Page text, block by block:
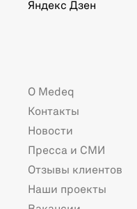
Яндекс Дзен
О Medeq
Контакты
Новости
Пресса и СМИ
Отзывы клиентов
Наши проекты